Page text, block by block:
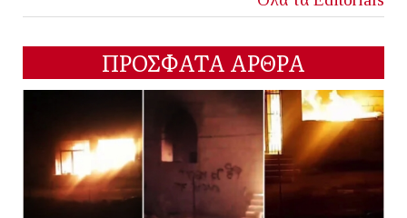
ΠΡΟΣΦΑΤΑ ΑΡΘΡΑ